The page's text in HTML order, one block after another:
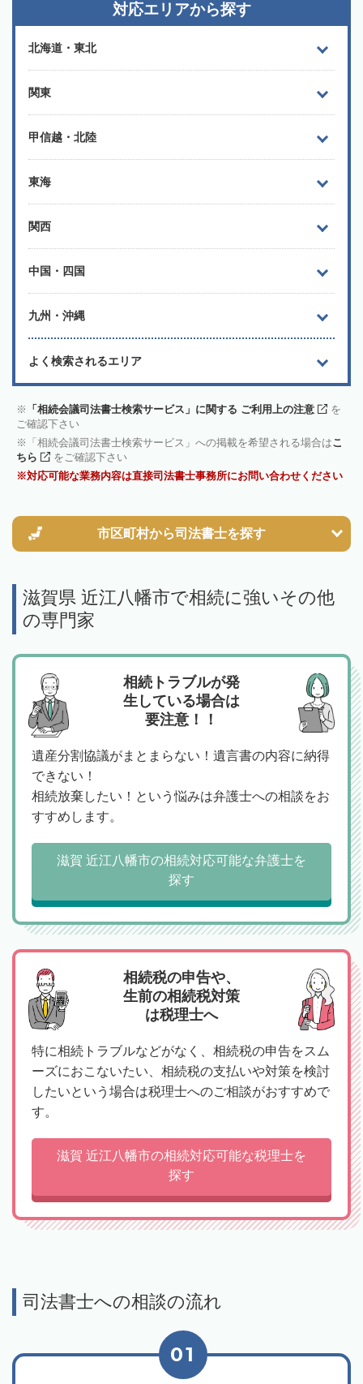
対応エリアから探す
北海道・東北
関東
甲信越・北陸
東海
関西
中国・四国
九州・沖縄
よく検索されるエリア
「相続会議司法書士検索サービス」に関する ご利用上の注意
を
ご確認下さい
「相続会議司法書士検索サービス」への掲載を希望される場合はこ
ちら
をご確認下さい
対応可能な業務内容は直接司法書士事務所にお問い合わせください
市区町村から司法書士を探す
滋賀県 近江八幡市で相続に強いその他
の専門家
相続トラブルが発
生している場合は
要注意！！
遺産分割協議がまとまらない！遺言書の内容に納得
できない！
相続放棄したい！という悩みは弁護士への相談をお
すすめします。
滋賀 近江八幡市の相続対応可能な弁護士を
探す
相続税の申告や、
生前の相続税対策
は税理士へ
特に相続トラブルなどがなく、相続税の申告をスム
ーズにおこないたい、相続税の支払いや対策を検討
したいという場合は税理士へのご相談がおすすめで
す。
滋賀 近江八幡市の相続対応可能な税理士を
探す
司法書士への相談の流れ
01